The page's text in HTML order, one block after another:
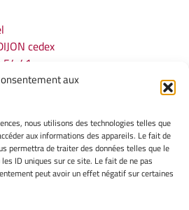
aux
nous utilisons des technologies telles que
aux informations des appareils. Le fait de
permettra de traiter des données telles que le
ID uniques sur ce site. Le fait de ne pas
peut avoir un effet négatif sur certaines
cedex
54 41
bourgogne.fr
LÉGALES